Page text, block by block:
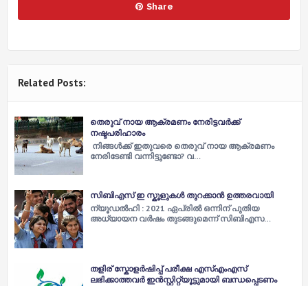
Share
Related Posts:
തെരുവ് നായ ആക്രമണം നേരിട്ടവർക്ക്
നഷ്ടപരിഹാരം
നിങ്ങൾക്ക് ഇതുവരെ തെരുവ് നായ ആക്രമണം
നേരിടേണ്ടി വന്നിട്ടുണ്ടോ? വ…
സിബിഎസ്‌ ഇ സ്കൂളുകൾ തുറക്കാൻ ഉത്തരവായി
ന്യൂഡൽഹി : 2021 ഏപ്രിൽ ഒന്നിന് പുതിയ
അധ്യായന വർഷം തുടങ്ങുമെന്ന് സിബിഎസ…
തളിര് സ്കോളർഷിപ്പ് പരീക്ഷ എസ്എംഎസ്
ലഭിക്കാത്തവർ ഇൻസ്റ്റിറ്റ്യൂട്ടുമായി ബന്ധപ്പെടണം